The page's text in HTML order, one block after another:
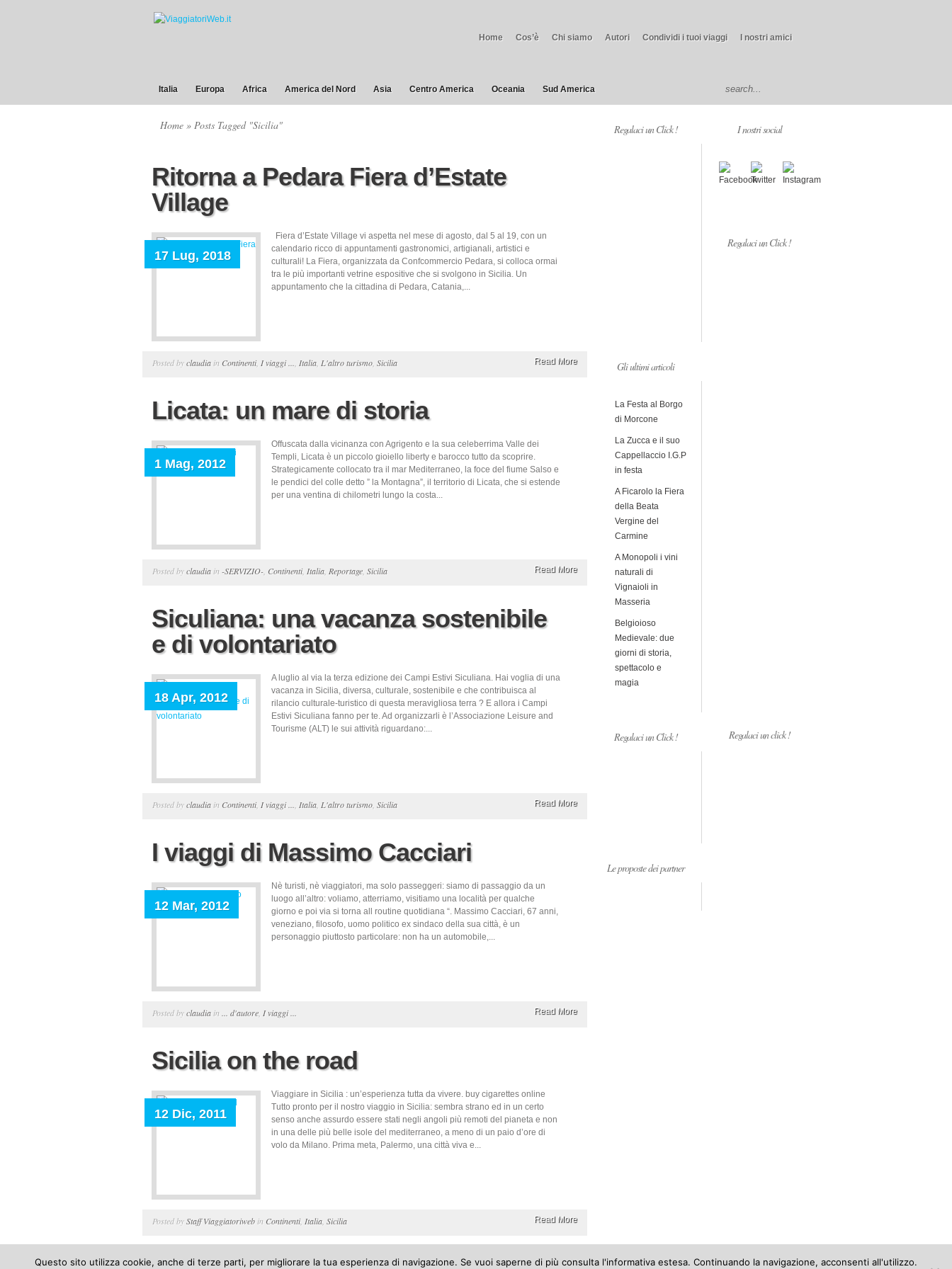
Home Cos’è Chi siamo Autori Condividi i tuoi viaggi I nostri amici
Italia Europa Africa America del Nord Asia Centro America Oceania Sud America
Home » Posts Tagged "Sicilia"
Ritorna a Pedara Fiera d’Estate
Village
17 Lug, 2018
Fiera d’Estate Village vi aspetta nel mese di agosto, dal 5 al 19, con un
calendario ricco di appuntamenti gastronomici, artigianali, artistici e
culturali! La Fiera, organizzata da Confcommercio Pedara, si colloca ormai
tra le più importanti vetrine espositive che si svolgono in Sicilia. Un
appuntamento che la cittadina di Pedara, Catania,...
Posted byclaudia in Continenti, I viaggi ... Italia L'altro turismo Sicilia Read More
Licata: un mare di storia
1 Mag, 2012
Offuscata dalla vicinanza con Agrigento e la sua celeberrima Valle dei
Templi, Licata è un piccolo gioiello liberty e barocco tutto da scoprire.
Strategicamente collocato tra il mar Mediterraneo, la foce del fiume Salso e
le pendici del colle detto ” la Montagna”, il territorio di Licata, che si estende
per una ventina di chilometri lungo la costa...
Posted byclaudia in -SERVIZIO- Continenti, Italia Reportage Sicilia Read More
Siculiana: una vacanza sostenibile
e di volontariato
18 Apr, 2012
A luglio al via la terza edizione dei Campi Estivi Siculiana. Hai voglia di una
vacanza in Sicilia, diversa, culturale, sostenibile e che contribuisca al
rilancio culturale-turistico di questa meravigliosa terra ? E allora i Campi
Estivi Siculiana fanno per te. Ad organizzarli è l’Associazione Leisure and
Tourisme (ALT) le sui attività riguardano:...
Posted byclaudia in Continenti, I viaggi ... Italia L'altro turismo Sicilia Read More
I viaggi di Massimo Cacciari
12 Mar, 2012
Nè turisti, nè viaggiatori, ma solo passeggeri: siamo di passaggio da un
luogo all’altro: voliamo, atterriamo, visitiamo una località per qualche
giorno e poi via si torna all routine quotidiana “. Massimo Cacciari, 67 anni,
veneziano, filosofo, uomo politico ex sindaco della sua città, è un
personaggio piuttosto particolare: non ha un automobile,...
Posted byclaudia in ... d'autore I viaggi ... Read More
Sicilia on the road
12 Dic, 2011
Viaggiare in Sicilia : un’esperienza tutta da vivere. buy cigarettes online
Tutto pronto per il nostro viaggio in Sicilia: sembra strano ed in un certo
senso anche assurdo essere stati negli angoli più remoti del pianeta e non
in una delle più belle isole del mediterraneo, a meno di un paio d’ore di
volo da Milano. Prima meta, Palermo, una città viva e...
Posted byStaff Viaggiatoriweb in Continenti, Italia Sicilia Read More
Regalaci un Click !
Gli ultimi articoli
La Festa al Borgo
di Morcone
La Zucca e il suo
Cappellaccio I.G.P
in festa
A Ficarolo la Fiera
della Beata
Vergine del
Carmine
A Monopoli i vini
naturali di
Vignaioli in
Masseria
Belgioioso
Medievale: due
giorni di storia,
spettacolo e
magia
Regalaci un Click !
Le proposte dei partner
I nostri social
Regalaci un Click !
Regalaci un click !
Questo sito utilizza cookie, anche di terze parti, per migliorare la tua esperienza di navigazione. Se vuoi saperne di più consulta l'informativa estesa. Continuando la navigazione, acconsenti all'utilizzo.